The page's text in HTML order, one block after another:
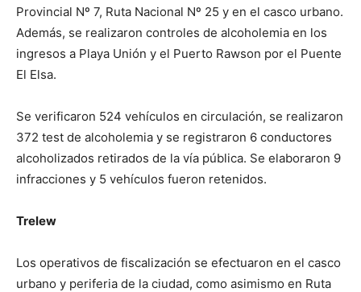
Provincial Nº 7, Ruta Nacional Nº 25 y en el casco urbano.
Además, se realizaron controles de alcoholemia en los
ingresos a Playa Unión y el Puerto Rawson por el Puente
El Elsa.
Se verificaron 524 vehículos en circulación, se realizaron
372 test de alcoholemia y se registraron 6 conductores
alcoholizados retirados de la vía pública. Se elaboraron 9
infracciones y 5 vehículos fueron retenidos.
Trelew
Los operativos de fiscalización se efectuaron en el casco
urbano y periferia de la ciudad, como asimismo en Ruta